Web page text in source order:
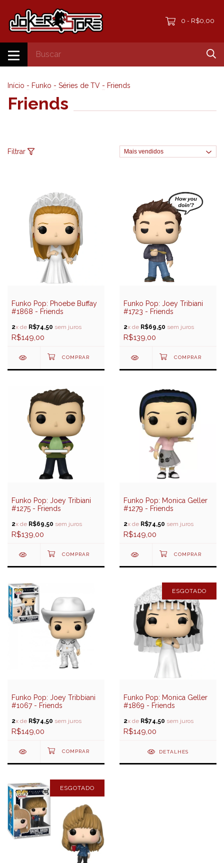
0 - R$0,00
Início - Funko - Séries de TV - Friends
Friends
Filtrar
Funko Pop: Phoebe Buffay
#1868 - Friends
2x de R$74,50 sem juros
R$149,00
Funko Pop: Joey Tribiani
#1723 - Friends
2x de R$69,50 sem juros
R$139,00
Funko Pop: Joey Tribiani
#1275 - Friends
2x de R$69,50 sem juros
R$139,00
Funko Pop: Monica Geller
#1279 - Friends
2x de R$74,50 sem juros
R$149,00
Funko Pop: Joey Tribbiani
#1067 - Friends
2x de R$74,50 sem juros
R$149,00
ESGOTADO
Funko Pop: Monica Geller
#1869 - Friends
2x de R$74,50 sem juros
R$149,00
DETALHES
ESGOTADO